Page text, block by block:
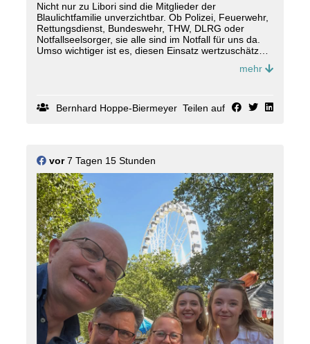
Nicht nur zu Libori sind die Mitglieder der
Blaulichtfamilie unverzichtbar. Ob Polizei, Feuerwehr,
Rettungsdienst, Bundeswehr, THW, DLRG oder
Notfallseelsorger, sie alle sind im Notfall für uns da.
Umso wichtiger ist es, diesen Einsatz wertzuschätzen,
so wie es heute in der Blaulichtmesse im Rahmen des
Liborifestes der Fall war. Aktive und ehemalige
gemeinsam einen Gottesdienst zu feiern. Neben
Paderborns Erzbischof Dr. Udo Markus Bentz, dankte
mehr
Bernhard Hoppe-Biermeyer Teilen auf
vor7 Tagen 15 Stunden